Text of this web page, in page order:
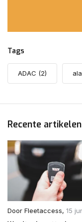
Tags
ADAC (2)
Recente artikelen
Door Fleetaccess, 15